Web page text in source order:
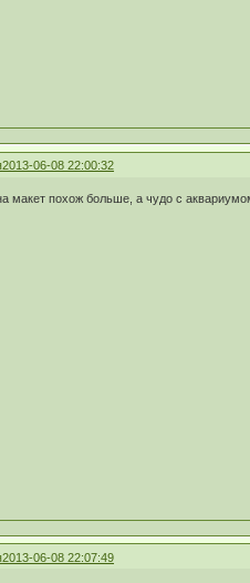
2013-06-08 22:00:32
макет похож больше, а чудо с
2013-06-08 22:07:49